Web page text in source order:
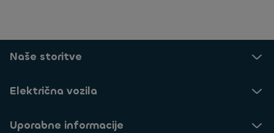
Naše storitve
Električna vozila
Uporabne informacije